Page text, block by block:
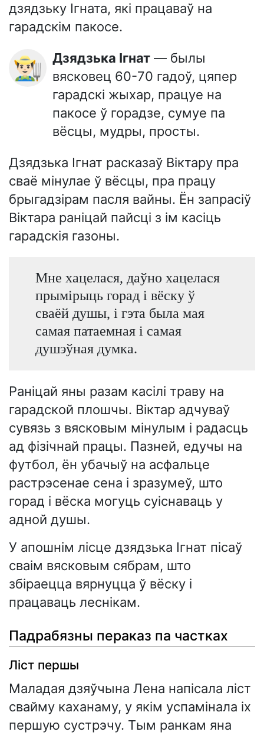
дзядзьку Ігната, які працаваў на
гарадскім пакосе.
👨🏻‍🌾 Дзядзька Ігнат — былы
вясковец 60-70 гадоў, цяпер
гарадскі жыхар, працуе на
пакосе ў горадзе, сумуе па
вёсцы, мудры, просты.
Дзядзька Ігнат расказаў Віктару пра
сваё мінулае ў вёсцы, пра працу
брыгадзірам пасля вайны. Ён запрасіў
Віктара раніцай пайсці з ім касіць
гарадскія газоны.
Мне хацелася, даўно хацелася
прымірыць горад і вёску ў
сваёй душы, і гэта была мая
самая патаемная і самая
душэўная думка.
Раніцай яны разам касілі траву на
гарадской плошчы. Віктар адчуваў
сувязь з вясковым мінулым і радасць
ад фізічнай працы. Пазней, едучы на
футбол, ён убачыў на асфальце
растрэсенае сена і зразумеў, што
горад і вёска могуць суіснаваць у
адной душы.
У апошнім лісце дзядзька Ігнат пісаў
сваім вясковым сябрам, што
збіраецца вярнуцца ў вёску і
працаваць леснікам.
Падрабязны пераказ па частках
Ліст першы
Маладая дзяўчына Лена напісала ліст
свайму каханаму, у якім успамінала іх
першую сустрэчу. Тым ранкам яна